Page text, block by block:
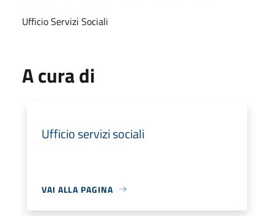
Ufficio Servizi Sociali
A cura di
Ufficio servizi sociali
VAI ALLA PAGINA